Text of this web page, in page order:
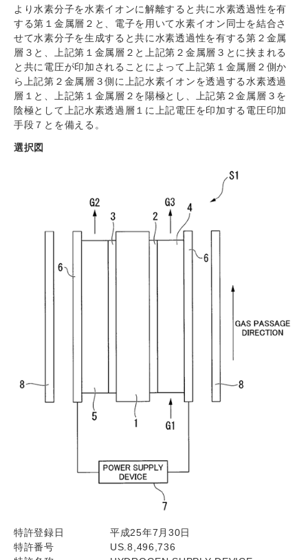
より水素分子を水素イオンに解離すると共に水素透過性を有
する第１金属層２と、電子を用いて水素イオン同士を結合さ
せて水素分子を生成すると共に水素透過性を有する第２金属
層３と、上記第１金属層２と上記第２金属層３とに挟まれる
と共に電圧が印加されることによって上記第１金属層２側か
ら上記第２金属層３側に上記水素イオンを透過する水素透過
層１と、上記第１金属層２を陽極とし、上記第２金属層３を
陰極として上記水素透過層１に上記電圧を印加する電圧印加
手段７とを備える。
選択図
特許登録日
平成25年7月30日
特許番号
US.8,496,736